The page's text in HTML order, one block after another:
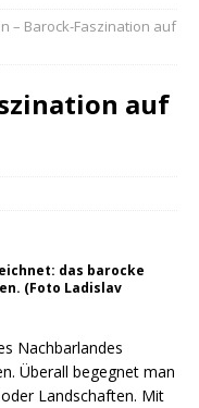
– Barock-Faszination auf
auf
das barocke
(Foto Ladislav
Nachbarlandes
Überall begegnet man
Landschaften. Mit